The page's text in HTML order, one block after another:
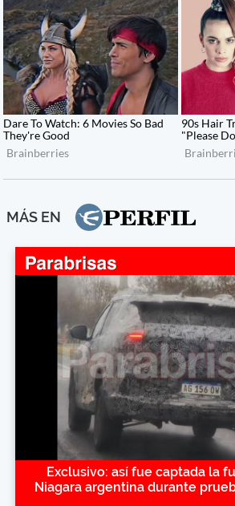
MÁS EN
Exclusivo: así fue captada la
Niagara argentina durante